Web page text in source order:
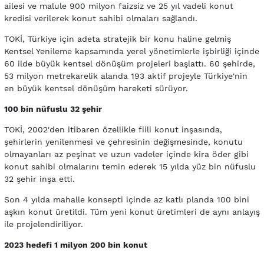
ailesi ve malule 900 milyon faizsiz ve 25 yıl vadeli konut
kredisi verilerek konut sahibi olmaları sağlandı.
TOKİ, Türkiye için adeta stratejik bir konu haline gelmiş
Kentsel Yenileme kapsamında yerel yönetimlerle işbirliği içinde
60 ilde büyük kentsel dönüşüm projeleri başlattı. 60 şehirde,
53 milyon metrekarelik alanda 193 aktif projeyle Türkiye'nin
en büyük kentsel dönüşüm hareketi sürüyor.
100 bin nüfuslu 32 şehir
TOKİ, 2002'den itibaren özellikle fiili konut inşasında,
şehirlerin yenilenmesi ve çehresinin değişmesinde, konutu
olmayanları az peşinat ve uzun vadeler içinde kira öder gibi
konut sahibi olmalarını temin ederek 15 yılda yüz bin nüfuslu
32 şehir inşa etti.
Son 4 yılda mahalle konsepti içinde az katlı planda 100 bini
aşkın konut üretildi. Tüm yeni konut üretimleri de aynı anlayış
ile projelendiriliyor.
2023 hedefi 1 milyon 200 bin konut